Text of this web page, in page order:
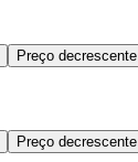
Preço decrescente
Preço decrescente